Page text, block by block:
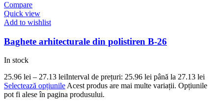
Compare
Quick view
Add to wishlist
Baghete arhitecturale din polistiren B-26
In stock
25.96 lei – 27.13 leiInterval de prețuri: 25.96 lei până la 27.13 lei
Selectează opțiunileAcest produs are mai multe variații. Opțiunile
pot fi alese în pagina produsului.